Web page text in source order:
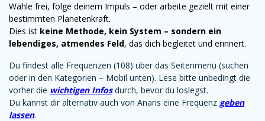
Wähle frei, folge deinem Impuls – oder arbeite gezielt mit einer
bestimmten Planetenkraft.
Dies ist keine Methode, kein System – sondern ein
lebendiges, atmendes Feld, das dich begleitet und erinnert.
Du findest alle Frequenzen (108) über das Seitenmenü (suchen
oder in den Kategorien – Mobil unten). Lese bitte unbedingt die
vorher die wichtigen Infosdurch, bevor du loslegst.
Du kannst dir alternativ auch von Anaris eine Frequenz geben
lassen.